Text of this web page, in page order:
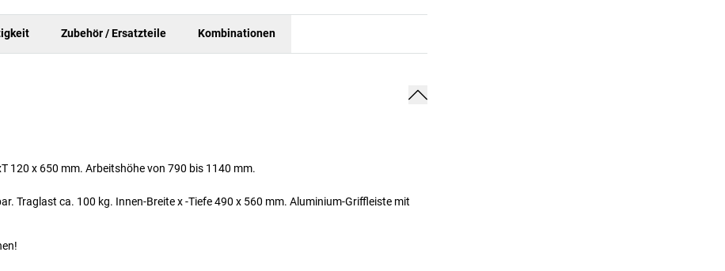
Zubehör / Ersatzteile Kombinationen
120 x 650 mm. Arbeitshöhe von 790 bis 1140 mm.
Traglast ca. 100 kg. Innen-Breite x -Tiefe 490 x 560 mm. Aluminium-Griffleiste mit